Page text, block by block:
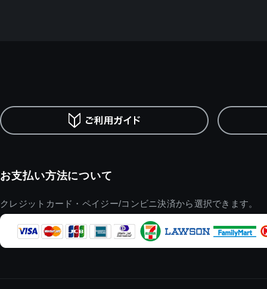
お支払い方法について
クレジットカード・ペイジー/コンビニ決済から選択できます。